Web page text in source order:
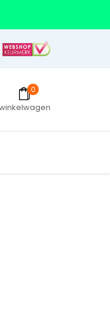
0